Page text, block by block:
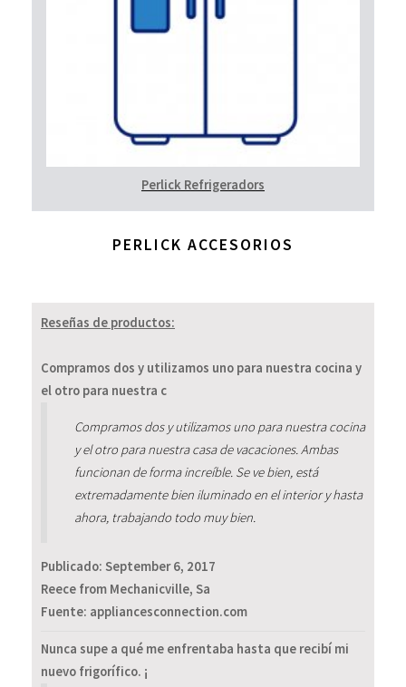
Perlick Refrigeradors
PERLICK ACCESORIOS
Reseñas de productos:
Compramos dos y utilizamos uno para nuestra cocina y
el otro para nuestra c
Compramos dos y utilizamos uno para nuestra cocina
y el otro para nuestra casa de vacaciones. Ambas
funcionan de forma increíble. Se ve bien, está
extremadamente bien iluminado en el interior y hasta
ahora, trabajando todo muy bien.
Publicado: September 6, 2017
Reece from Mechanicville, Sa
Fuente: appliancesconnection.com
Nunca supe a qué me enfrentaba hasta que recibí mi
nuevo frigorífico. ¡